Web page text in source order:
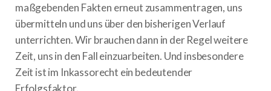
maßgebenden Fakten erneut zusammentragen, uns
übermitteln und uns über den bisherigen Verlauf
unterrichten. Wir brauchen dann in der Regel weitere
Zeit, uns in den Fall einzuarbeiten. Und insbesondere
Zeit ist im Inkassorecht ein bedeutender
Erfolgsfaktor.